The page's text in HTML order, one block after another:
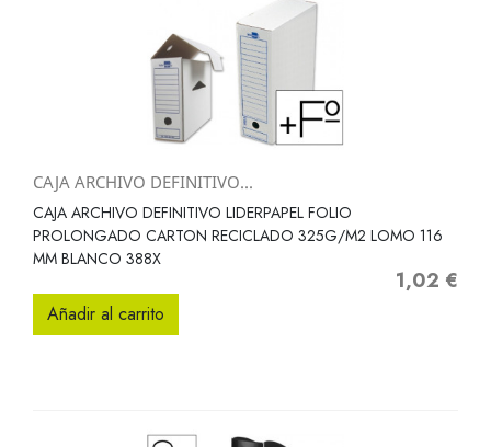
CAJA ARCHIVO DEFINITIVO...
CAJA ARCHIVO DEFINITIVO LIDERPAPEL FOLIO
PROLONGADO CARTON RECICLADO 325G/M2 LOMO 116
MM BLANCO 388X
Precio
1,02 €
Añadir al carrito